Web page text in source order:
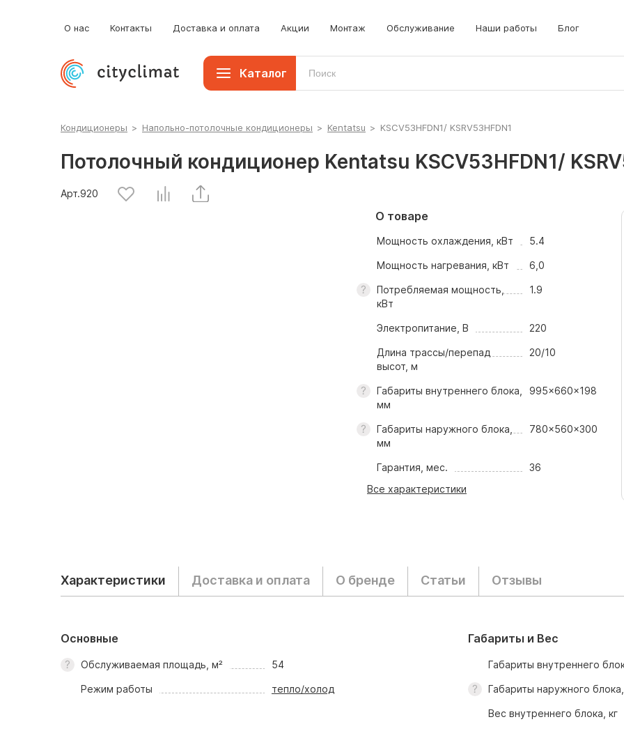
О нас Контакты Доставка и оплата Акции Монтаж Обслуживание Наши работы Блог
Каталог
Кондиционеры > Напольно-потолочные кондиционеры > Kentatsu > KSCV53HFDN1/ KSRV53HFDN1
Потолочный кондиционер Kentatsu KSCV53HFDN1/
Арт.920
О товаре
Мощность охлаждения, кВт 5.4
Мощность нагревания, кВт 6,0
Потребляемая мощность,
кВт
1.9
Электропитание, В 220
Длина трассы/перепад
высот, м
20/10
Габариты внутреннего блока,
мм
995x660x198
Габариты наружного блока,
мм
780x560x300
Гарантия, мес.
36
Все характеристики
Характеристики Доставка и оплата О бренде Статьи Отзывы
Основные
Обслуживаемая площадь, м² 54
Режим работы тепло/холод
Габариты и Вес
Габариты внутреннего
Габариты наружного
Вес внутреннего блока, кг